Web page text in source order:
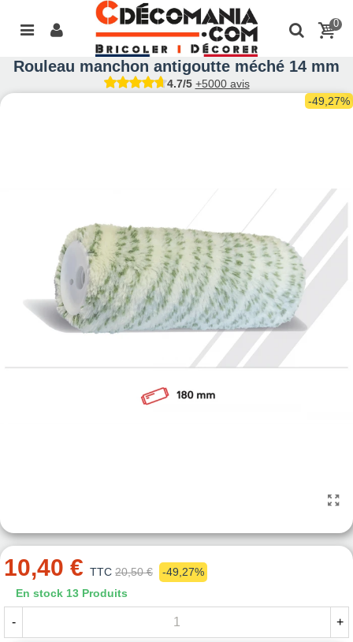
0
Rouleau manchon antigoutte méché 14 mm
4.7/5 +5000 avis
-49,27%
10,40 € TTC 20,50 €
-49,27%
En stock 13 Produits
- +